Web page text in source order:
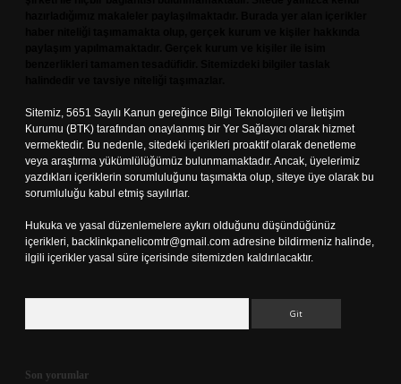
Sitemiz, 5651 Sayılı Kanun gereğince Bilgi Teknolojileri ve İletişim
Kurumu (BTK) tarafından onaylanmış bir Yer Sağlayıcı olarak hizmet
vermektedir. Bu nedenle, sitedeki içerikleri proaktif olarak denetleme
veya araştırma yükümlülüğümüz bulunmamaktadır. Ancak, üyelerimiz
yazdıkları içeriklerin sorumluluğunu taşımakta olup, siteye üye olarak bu
sorumluluğu kabul etmiş sayılırlar.
Hukuka ve yasal düzenlemelere aykırı olduğunu düşündüğünüz
içerikleri, backlinkpanelicomtr@gmail.com adresine bildirmeniz halinde,
ilgili içerikler yasal süre içerisinde sitemizden kaldırılacaktır.
Son yorumlar